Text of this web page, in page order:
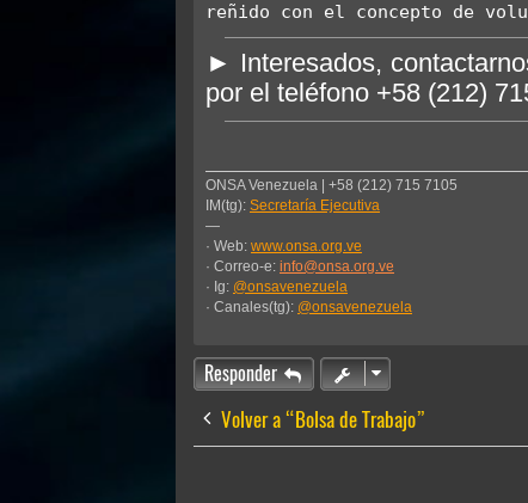
reñido con el concepto de
► Interesados,
por el teléfono +58 (212)
ONSA Venezuela | +58 (212) 715 7105
IM(tg): Secretaría Ejecutiva
—
· Web: www.onsa.org.ve
· Correo-e: info@onsa.org.ve
· Ig: @onsavenezuela
· Canales(tg): @onsavenezuela
Responder
Volver a “Bolsa de Trabajo”